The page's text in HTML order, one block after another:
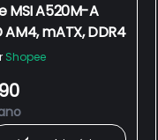
MSI A520M-A
AM4, mATX, DDR4
Shopee